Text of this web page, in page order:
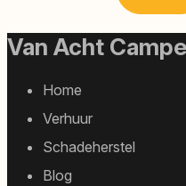
Van Acht
Footer
sitemap
Home
Verhuur
Schadeherstel
Blog